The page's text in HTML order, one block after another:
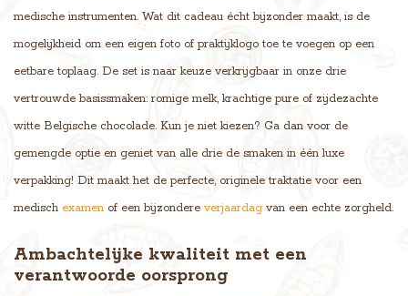
medische instrumenten. Wat dit cadeau écht bijzonder maakt, is de
mogelijkheid om een eigen foto of praktijklogo toe te voegen op een
eetbare toplaag. De set is naar keuze verkrijgbaar in onze drie
vertrouwde basissmaken: romige melk, krachtige pure of zijdezachte
witte Belgische chocolade. Kun je niet kiezen? Ga dan voor de
gemengde optie en geniet van alle drie de smaken in één luxe
verpakking! Dit maakt het de perfecte, originele traktatie voor een
medisch examen of een bijzondere verjaardag van een echte zorgheld.
Ambachtelijke kwaliteit met een
verantwoorde oorsprong